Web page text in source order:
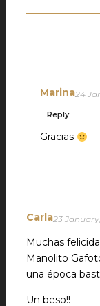
Marina24
Reply
Gracias
Carla23
Muchas
Manolito
una época
Un beso!!